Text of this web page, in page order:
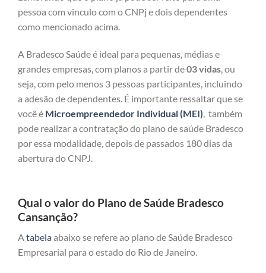
pessoa com vinculo com o CNPj e dois dependentes
como mencionado acima.
A Bradesco Saúde é ideal para pequenas, médias e
grandes empresas, com planos a partir de03 vidas, ou
seja, com pelo menos 3 pessoas participantes, incluindo
a adesão de dependentes. É importante ressaltar que se
você é Microempreendedor Individual (MEI), também
pode realizar a contratação do plano de saúde Bradesco
por essa modalidade, depois de passados 180 dias da
abertura do CNPJ.
Qual o valor do Plano de Saúde Bradesco
Cansanção?
Atabelaabaixo se refere ao plano de Saúde Bradesco
Empresarial para o estado do Rio de Janeiro.